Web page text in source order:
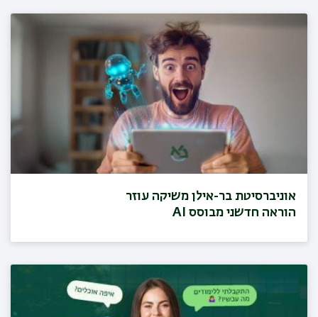
אוניברסיטת בר-אילן משיקה עוזר
הוראה חדשני מבוסס AI